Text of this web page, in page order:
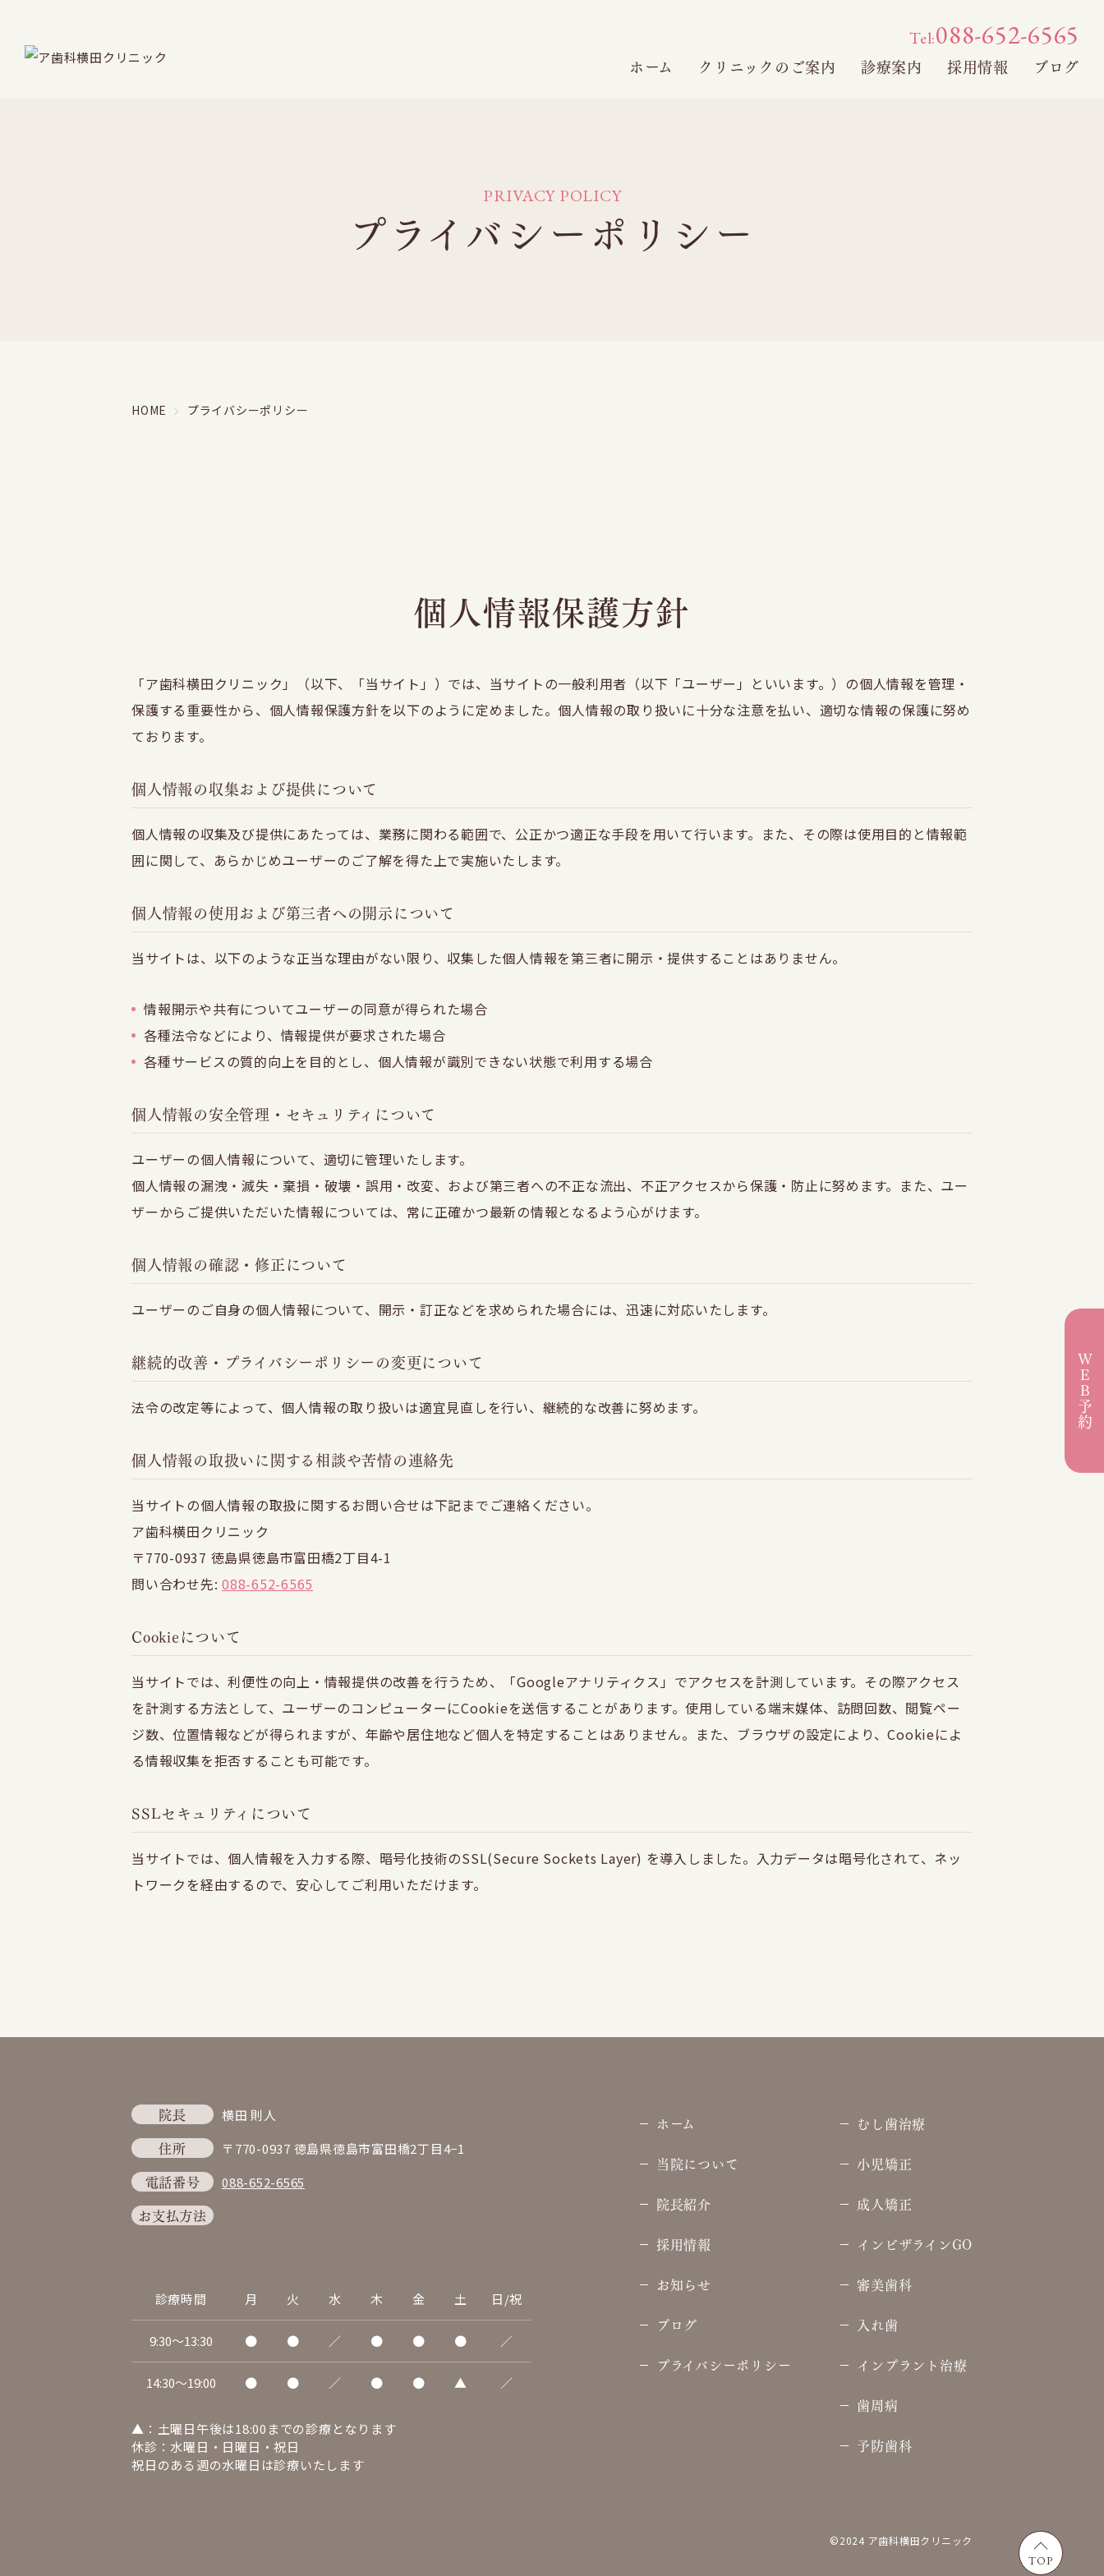
Tel:088-652-6565
ホーム クリニックのご案内 診療案内 採用情報 ブログ
PRIVACY POLICY
プライバシーポリシー
HOME プライバシーポリシー
個人情報保護方針
「ア歯科横田クリニック」（以下、「当サイト」）では、当サイトの一般利用者（以下「ユーザー」といいます。）の個人情報を管理・
保護する重要性から、個人情報保護方針を以下のように定めました。個人情報の取り扱いに十分な注意を払い、適切な情報の保護に努め
ております。
個人情報の収集および提供について
個人情報の収集及び提供にあたっては、業務に関わる範囲で、公正かつ適正な手段を用いて行います。また、その際は使用目的と情報範
囲に関して、あらかじめユーザーのご了解を得た上で実施いたします。
個人情報の使用および第三者への開示について
当サイトは、以下のような正当な理由がない限り、収集した個人情報を第三者に開示・提供することはありません。
情報開示や共有についてユーザーの同意が得られた場合
各種法令などにより、情報提供が要求された場合
各種サービスの質的向上を目的とし、個人情報が識別できない状態で利用する場合
個人情報の安全管理・セキュリティについて
ユーザーの個人情報について、適切に管理いたします。
個人情報の漏洩・滅失・棄損・破壊・誤用・改変、および第三者への不正な流出、不正アクセスから保護・防止に努めます。また、ユー
ザーからご提供いただいた情報については、常に正確かつ最新の情報となるよう心がけます。
個人情報の確認・修正について
ユーザーのご自身の個人情報について、開示・訂正などを求められた場合には、迅速に対応いたします。
継続的改善・プライバシーポリシーの変更について
法令の改定等によって、個人情報の取り扱いは適宜見直しを行い、継続的な改善に努めます。
個人情報の取扱いに関する相談や苦情の連絡先
当サイトの個人情報の取扱に関するお問い合せは下記までご連絡ください。
ア歯科横田クリニック
〒770-0937 徳島県徳島市富田橋2丁目4-1
問い合わせ先: 088-652-6565
Cookieについて
当サイトでは、利便性の向上・情報提供の改善を行うため、「Googleアナリティクス」でアクセスを計測しています。その際アクセス
を計測する方法として、ユーザーのコンピューターにCookieを送信することがあります。使用している端末媒体、訪問回数、閲覧ペー
ジ数、位置情報などが得られますが、年齢や居住地など個人を特定することはありません。また、ブラウザの設定により、Cookieによ
る情報収集を拒否することも可能です。
SSLセキュリティについて
当サイトでは、個人情報を入力する際、暗号化技術のSSL(Secure Sockets Layer) を導入しました。入力データは暗号化されて、ネッ
トワークを経由するので、安心してご利用いただけます。
院長 横田 則人
住所 〒770-0937 徳島県徳島市富田橋2丁目4−1
電話番号 088-652-6565
お支払方法
診療時間 月 火 水 木 金 土 日/祝
9:30～13:30 ● ● ／ ● ● ● ／
14:30～19:00 ● ● ／ ● ● ▲ ／
▲：土曜日午後は18:00までの診療となります
休診：水曜日・日曜日・祝日
祝日のある週の水曜日は診療いたします
ホーム
当院について
院長紹介
採用情報
お知らせ
ブログ
プライバシーポリシー
むし歯治療
小児矯正
成人矯正
インビザラインGO
審美歯科
入れ歯
インプラント治療
歯周病
予防歯科
©2024 ア歯科横田クリニック
WEB予約
TOP